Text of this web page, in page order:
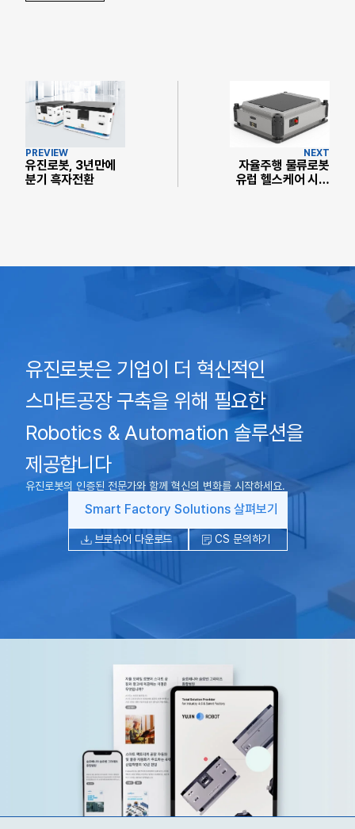
유진로봇, 3년만에
분기 흑자전환
PREVIEW
자율주행 물류로봇
유럽 헬스케어 시장
NEXT
유진로봇은 기업이 더 혁신적인
스마트공장 구축을 위해 필요한
Robotics & Automation 솔루션을
제공합니다
유진로봇의 인증된 전문가와 함께 혁신의 변화를 시작하세요.
Smart Factory Solutions 살펴보기
브로슈어 다운로드 CS 문의하기